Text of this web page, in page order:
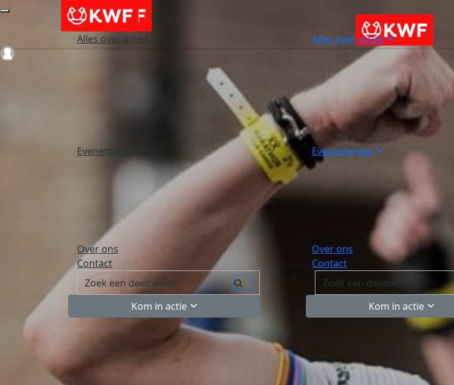
Alles over acties
Evenementen
Over ons
Contact
Kom in actie
Alles over acties
Evenementen
Over ons
Contact
Kom in actie